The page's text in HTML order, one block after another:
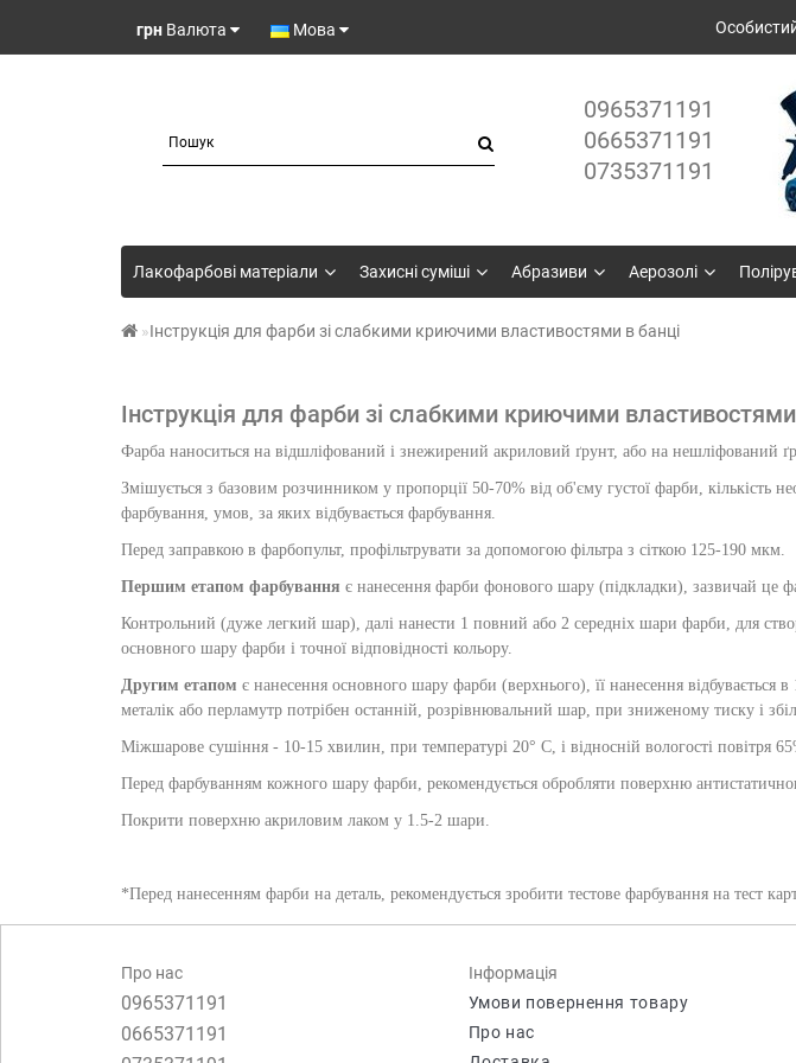
грн Валюта Мова
0965371191
0665371191
0735371191
Лакофарбові матеріали Захисні суміші Абразиви Аерозолі
Інструкція для фарби зі слабкими криючими властивостями в банці
Інструкція для фарби зі слабкими криючими властивостями
Фарба наноситься на відшліфований і знежирений акриловий ґрунт, або на нешліфований
Змішується з базовим розчинником у пропорції 50-70% від об'єму густої фарби, кількість
фарбування, умов, за яких відбувається фарбування.
Перед заправкою в фарбопульт, профільтрувати за допомогою фільтра з сіткою 125-190 мкм.
Першим етапом фарбування є нанесення фарби фонового шару (підкладки), зазвичай це
Контрольний (дуже легкий шар), далі нанести 1 повний або 2 середніх шари фарби, для
основного шару фарби і точної відповідності кольору.
Другим етапом є нанесення основного шару фарби (верхнього), її нанесення
металік або перламутр потрібен останній, розрівнювальний шар, при зниженому тиску і
Міжшарове сушіння - 10-15 хвилин, при температурі 20° С, і відносній вологості повітря
Перед фарбуванням кожного шару фарби, рекомендується обробляти поверхню
Покрити поверхню акриловим лаком у 1.5-2 шари.
*Перед нанесенням фарби на деталь, рекомендується зробити тестове фарбування на тест
Про нас
0965371191
0665371191
Інформація
Умови повернення товару
Про нас